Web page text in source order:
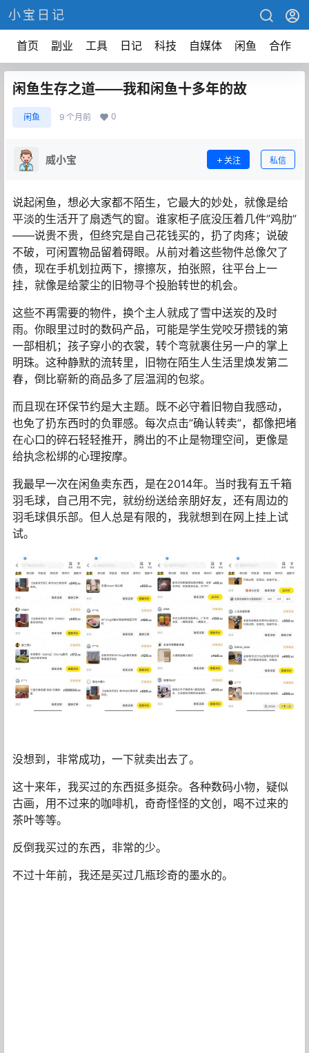
小宝日记
首页 副业 工具 日记 科技 自媒体 闲鱼 合作
闲鱼生存之道——我和闲鱼十多年的故
闲鱼 9 个月前 0
威小宝 关注 私信
说起闲鱼，想必大家都不陌生，它最大的妙处，就像是给
平淡的生活开了扇透气的窗。谁家柜子底没压着几件”鸡肋”
——说贵不贵，但终究是自己花钱买的，扔了肉疼；说破
不破，可闲置物品留着碍眼。从前对着这些物件总像欠了
债，现在手机划拉两下，擦擦灰，拍张照，往平台上一
挂，就像是给蒙尘的旧物寻个投胎转世的机会。
这些不再需要的物件，换个主人就成了雪中送炭的及时
雨。你眼里过时的数码产品，可能是学生党咬牙攒钱的第
一部相机；孩子穿小的衣裳，转个弯就裹住另一户的掌上
明珠。这种静默的流转里，旧物在陌生人生活里焕发第二
春，倒比崭新的商品多了层温润的包浆。
而且现在环保节约是大主题。既不必守着旧物自我感动，
也免了扔东西时的负罪感。每次点击”确认转卖”，都像把堵
在心口的碎石轻轻推开，腾出的不止是物理空间，更像是
给执念松绑的心理按摩。
我最早一次在闲鱼卖东西，是在2014年。当时我有五千箱
羽毛球，自己用不完，就纷纷送给亲朋好友，还有周边的
羽毛球俱乐部。但人总是有限的，我就想到在网上挂上试
试。
没想到，非常成功，一下就卖出去了。
这十来年，我买过的东西挺多挺杂。各种数码小物，疑似
古画，用不过来的咖啡机，奇奇怪怪的文创，喝不过来的
茶叶等等。
反倒我买过的东西，非常的少。
不过十年前，我还是买过几瓶珍奇的墨水的。